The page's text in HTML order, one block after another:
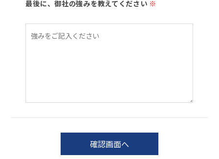
最後に、御社の強みを教えてください ※